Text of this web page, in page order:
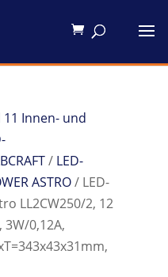
11 Innen- und
/ LED-
ASTRO/ LED-
LL2CW250/2, 12
3W/0,12A,